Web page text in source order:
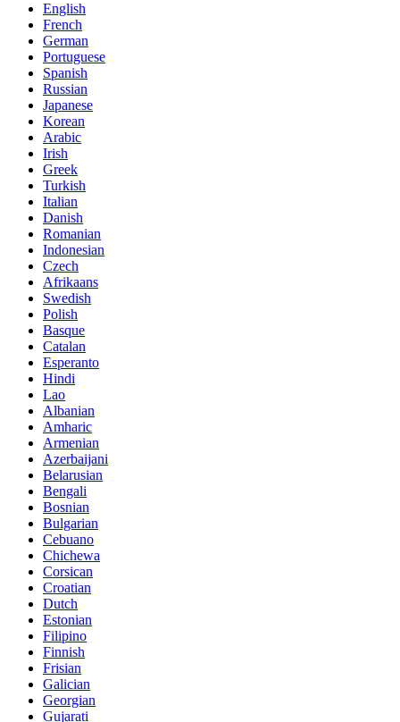
English
French
German
Portuguese
Spanish
Russian
Japanese
Korean
Arabic
Irish
Greek
Turkish
Italian
Danish
Romanian
Indonesian
Czech
Afrikaans
Swedish
Polish
Basque
Catalan
Esperanto
Hindi
Lao
Albanian
Amharic
Armenian
Azerbaijani
Belarusian
Bengali
Bosnian
Bulgarian
Cebuano
Chichewa
Corsican
Croatian
Dutch
Estonian
Filipino
Finnish
Frisian
Galician
Georgian
Gujarati